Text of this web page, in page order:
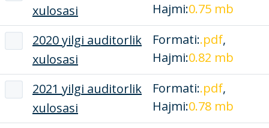
xulosasi
Hajmi:0.75 mb
2020 yilgi auditorlik
xulosasi
Formati:.pdf,
Hajmi:0.82 mb
2021 yilgi auditorlik
xulosasi
Formati:.pdf,
Hajmi:0.78 mb